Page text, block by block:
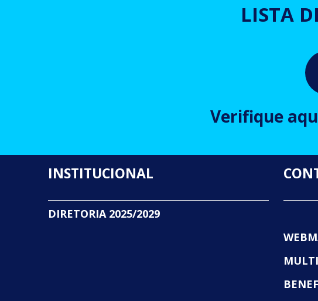
LISTA
Verifique
INSTITUCIONAL
DIRETORIA 2025/2029